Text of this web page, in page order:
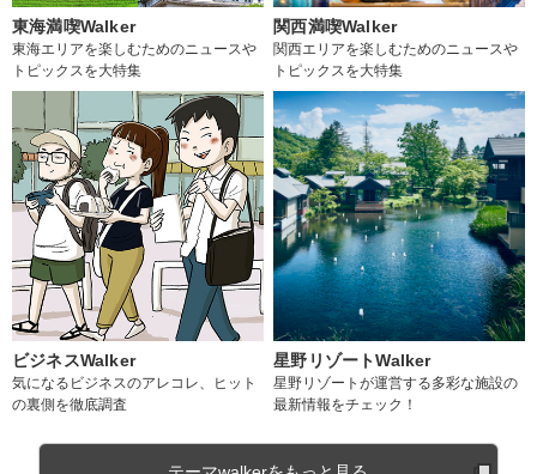
東海満喫Walker
東海エリアを楽しむためのニュースや
トピックスを大特集
関西満喫Walker
関西エリアを楽しむためのニュースや
トピックスを大特集
ビジネスWalker
気になるビジネスのアレコレ、ヒット
の裏側を徹底調査
星野リゾートWalker
星野リゾートが運営する多彩な施設の
最新情報をチェック！